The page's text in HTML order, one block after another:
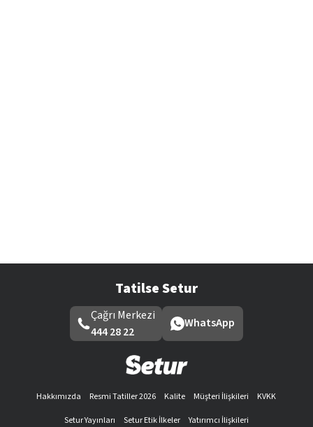
Tatilse Setur
Çağrı Merkezi
444 28 22
WhatsApp
Hakkımızda Resmi Tatiller 2026 Kalite Müşteri İlişkileri
KVKK
Setur Yayınları
Setur Etik İlkeler
Yatırımcı İlişkileri